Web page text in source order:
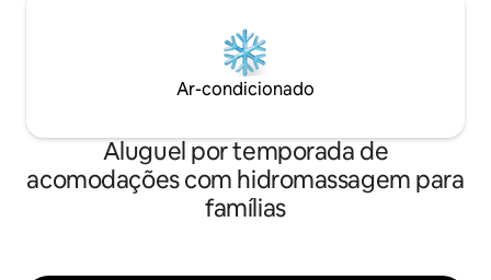
Ar-condicionado
Aluguel por temporada de
acomodações com hidromassagem para
famílias